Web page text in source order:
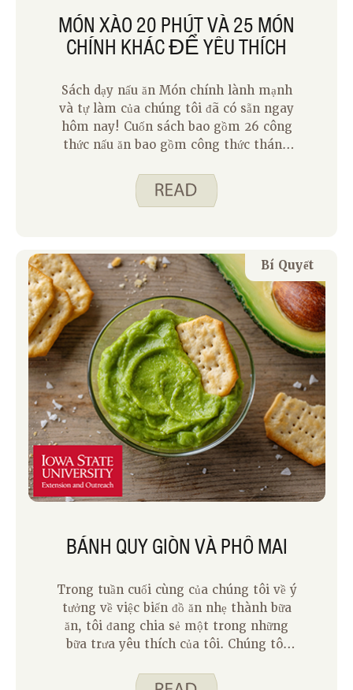
MÓN XÀO 20 PHÚT VÀ 25 MÓN
CHÍNH KHÁC ĐỂ YÊU THÍCH
Sách dạy nấu ăn Món chính lành mạnh
và tự làm của chúng tôi đã có sẵn ngay
hôm nay! Cuốn sách bao gồm 26 công
thức nấu ăn bao gồm công thức tháng
Công thức nấu ăn bao gồm phân tích
dinh dưỡng, hướng dẫn dễ đọc và mẹo để
Nó có một số công cụ hữu ích để làm
cho việc nấu nướng trở nên đơn giản,
bao gồm:
Bí Quyết
BÁNH QUY GIÒN VÀ PHÔ MAI
Trong tuần cuối cùng của chúng tôi về ý
tưởng về việc biến đồ ăn nhẹ thành bữa
ăn, tôi đang chia sẻ một trong những
bữa trưa yêu thích của tôi. Chúng tôi
cho một bữa ăn nhanh chóng và dễ